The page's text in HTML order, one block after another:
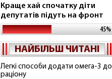
Краще хай спочатку діти
депутатів підуть на фронт
45%
НАЙБІЛЬШ ЧИТАНІ
Легкі способи додати омега-3 до
раціону